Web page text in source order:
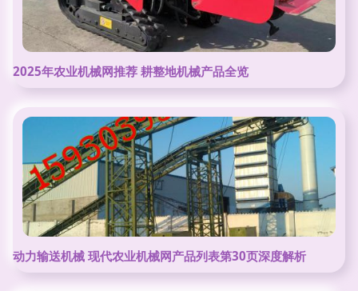
2025年农业机械网推荐 耕整地机械产品全览
动力输送机械 现代农业机械网产品列表第30页深度解析